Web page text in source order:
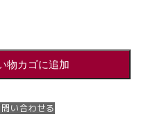
物カゴに追加
い合わせる